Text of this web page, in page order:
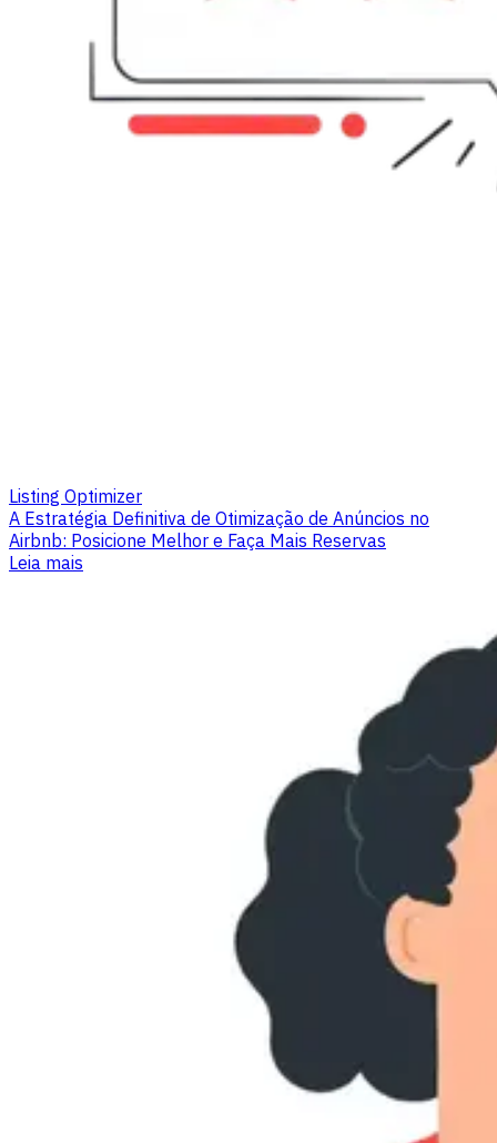
Listing Optimizer
A Estratégia Definitiva de Otimização de Anúncios no
Airbnb: Posicione Melhor e Faça Mais Reservas
Leia mais